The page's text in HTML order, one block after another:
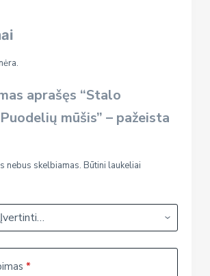
aprašęs “Stalo
mūšis” – pažeista
nebus skelbiamas. Būtini laukeliai
*